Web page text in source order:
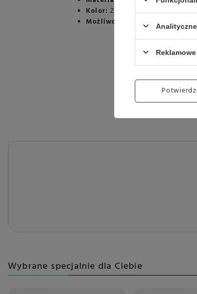
Kolor: Żółty
Możliwość mycia w zmywarce:
Wybrane specjalnie dla Ciebie